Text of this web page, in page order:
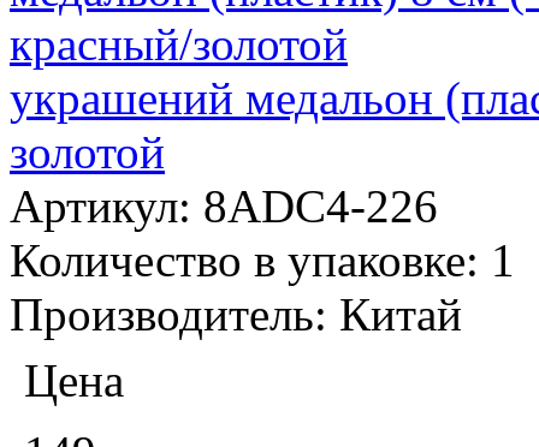
украшений медальон
золотой
Артикул: 8ADC4-226
Количество в упаковке: 1
Производитель: Китай
Цена